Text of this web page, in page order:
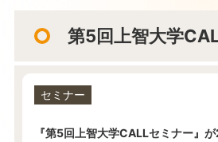
第5回上智大学
セミナー
『第5回上智大学CALLセミナー』